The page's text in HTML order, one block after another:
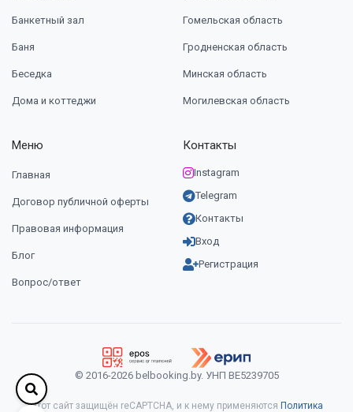
Банкетный зал
Баня
Беседка
Дома и коттеджи
Гомельская область
Гродненская область
Минская область
Могилевская область
Меню
Главная
Договор публичной оферты
Правовая информация
Блог
Вопрос/ответ
Контакты
Instagram
Telegram
Контакты
Вход
Регистрация
© 2016-2026 belbooking.by. УНП ВЕ5239705
Этот сайт защищён reCAPTCHA, и к нему применяются Политика